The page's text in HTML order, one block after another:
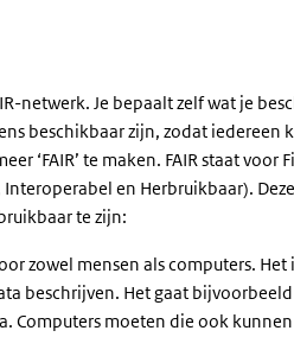
netwerk. Je bepaalt zelf wat je
beschikbaar zijn, zodat iedereen
‘FAIR’ te maken. FAIR staat voor
en Herbruikbaar).
te zijn:
zowel mensen als computers.
beschrijven. Het gaat
Computers moeten die ook